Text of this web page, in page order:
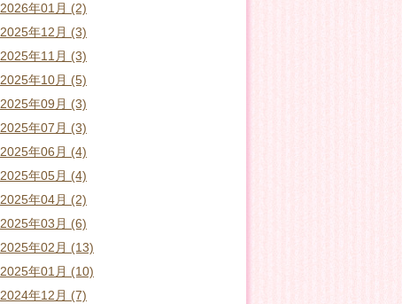
2026年01月 (2)
2025年12月 (3)
2025年11月 (3)
2025年10月 (5)
2025年09月 (3)
2025年07月 (3)
2025年06月 (4)
2025年05月 (4)
2025年04月 (2)
2025年03月 (6)
2025年02月 (13)
2025年01月 (10)
2024年12月 (7)